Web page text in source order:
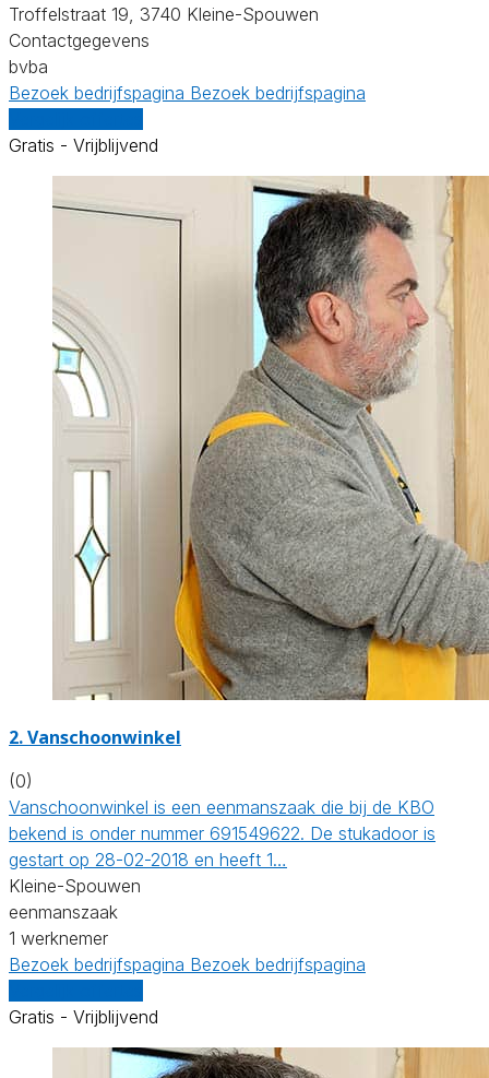
Troffelstraat 19, 3740 Kleine-Spouwen
Contactgegevens
bvba
Bezoek bedrijfspagina Bezoek bedrijfspagina
Gratis - Vrijblijvend
2. Vanschoonwinkel
(0)
Vanschoonwinkel is een eenmanszaak die bij de KBO
bekend is onder nummer 691549622. De stukadoor is
gestart op 28-02-2018 en heeft 1…
Kleine-Spouwen
eenmanszaak
1 werknemer
Bezoek bedrijfspagina Bezoek bedrijfspagina
Gratis - Vrijblijvend